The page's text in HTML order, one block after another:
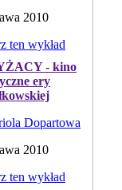
2010
ten wykład
- kino
ery
Dopartowa
2010
ten wykład